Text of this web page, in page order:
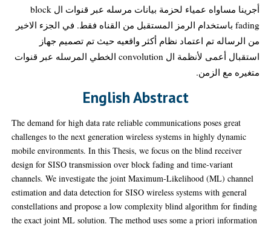
أجرينا مساواه عمياء لحزمة بيانات مرسله عبر قنوات ال block
fading باستخدام الرمز المستقبل من القناه فقط. في الجزء الاخير
من الرساله تم اعتماد نظام أكثر واقعيه حيث تم تصميم جهاز
استقبال أعمى لأنظمة ال convolution الخطي المرسله عبر قنوات
متغيره مع الزمن.
English Abstract
The demand for high data rate reliable communications poses great
challenges to the next generation wireless systems in highly dynamic
mobile environments. In this Thesis, we focus on the blind receiver
design for SISO transmission over block fading and time-variant
channels. We investigate the joint Maximum-Likelihood (ML) channel
estimation and data detection for SISO wireless systems with general
constellations and propose a low complexity blind algorithm for finding
the exact joint ML solution. The method uses some a priori information